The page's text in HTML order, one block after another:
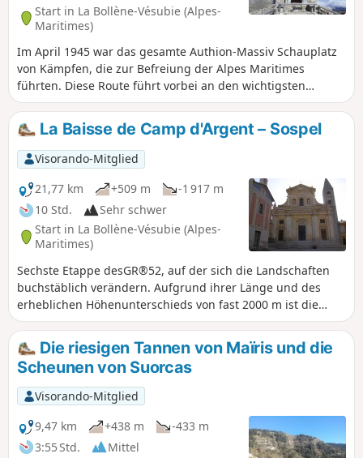
Start in La Bollène-Vésubie (Alpes-
Maritimes)
Im April 1945 war das gesamte Authion-Massiv Schauplatz
von Kämpfen, die zur Befreiung der Alpes Maritimes
führten. Diese Route führt vorbei an den wichtigsten
Bauwerken des befestigten Sektors der Alpes-Maritimes
(SFAM). Abgesehen von diesem historischen Aspekt bietet
Ihnen diese Rundwanderung herrliche Ausblicke auf die
hohen Gipfel des Mercantour im Norden und auf das
Mittelmeer im Süden.
La Baisse de Camp d'Argent – Sospel
Visorando-Mitglied
21,77 km
+509 m
-1 917 m
10 Std.
Sehr schwer
Start in La Bollène-Vésubie (Alpes-
Maritimes)
Sechste Etappe desGR®52, auf der sich die Landschaften
buchstäblich verändern. Aufgrund ihrer Länge und des
erheblichen Höhenunterschieds von fast 2000 m ist die
Etappe sehr anspruchsvoll. Der Abstieg nach Sospel, der
zwei Drittel der Strecke ausmacht, stellt Knie und Knöchel
auf eine harte Probe. Achtung, im Sommer ist es auf diesem
Abschnitt sehr heiß.
Die riesigen Tannen von Maïris und die
Scheunen von Suorcas
Visorando-Mitglied
9,47 km
+438 m
-433 m
3:55 Std.
Mittel